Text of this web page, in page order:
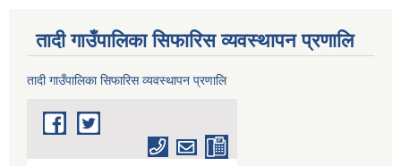
तादी गाउँपालिका सिफारिस व्यवस्थापन प्रणालि
तादी गाउँपालिका सिफारिस व्यवस्थापन प्रणालि